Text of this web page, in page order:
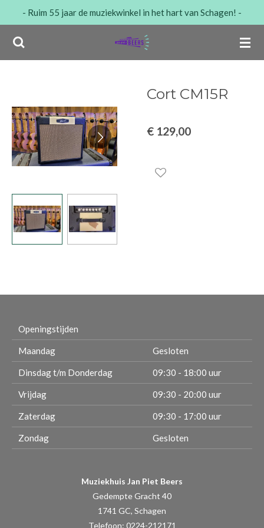
naar
de
- Ruim 55 jaar de muziekwinkel in het hart van Schagen! -
Cort CM15R
€ 129,00
Openingstijden
Maandag Gesloten
Dinsdag t/m Donderdag 09:30 - 18:00 uur
Vrijdag 09:30 - 20:00 uur
Zaterdag 09:30 - 17:00 uur
Zondag Gesloten
Muziekhuis Jan Piet Beers
Gedempte Gracht 40
1741 GC, Schagen
Telefoon: 0224-212171